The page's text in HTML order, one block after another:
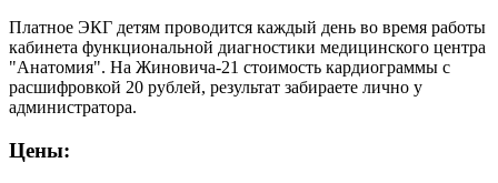
Платное ЭКГ детям проводится каждый день во время работы
кабинета функциональной диагностики медицинского центра
"Анатомия". На Жиновича-21 стоимость кардиограммы с
расшифровкой 20 рублей, результат забираете лично у
администратора.
Цены: